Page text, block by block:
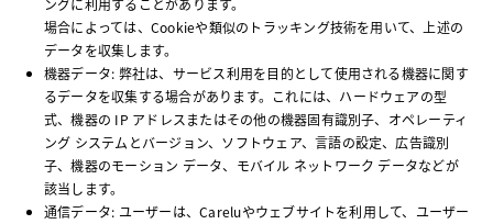
ングに利用することがあります。
場合によっては、Cookieや類似のトラッキング技術を用いて、上述の
データを収集します。
機器データ: 弊社は、サービス利用を目的として使用される機器に関す
るデータを収集する場合があります。これには、ハードウェアの型
式、機器の IP アドレスまたはその他の機器固有識別子、オペレーティ
ング システムとバージョン、ソフトウェア、言語の設定、広告識別
子、機器のモーション データ、モバイル ネットワーク データなどが
該当します。
通信データ: ユーザーは、Careluやウェブサイトを利用して、ユーザー